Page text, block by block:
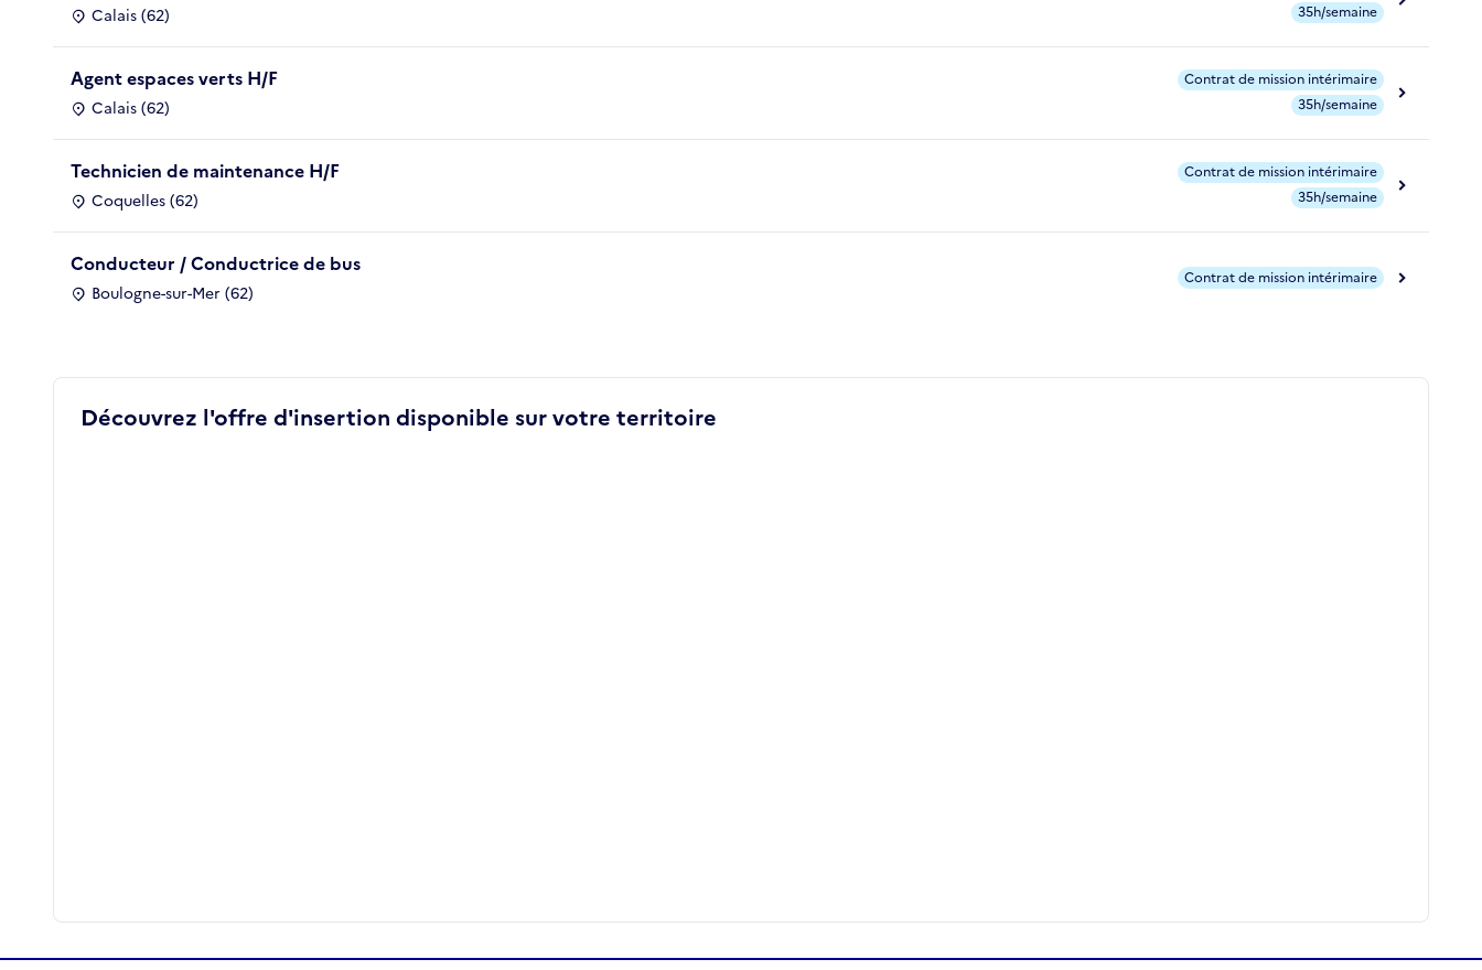
Calais (62)
35h/semaine
Agent espaces verts H/F
Calais (62)
Contrat de mission intérimaire
35h/semaine
Technicien de maintenance H/F
Coquelles (62)
Contrat de mission intérimaire
35h/semaine
Conducteur / Conductrice de bus
Boulogne-sur-Mer (62)
Contrat de mission intérimaire
Découvrez l'offre d'insertion disponible sur votre territoire